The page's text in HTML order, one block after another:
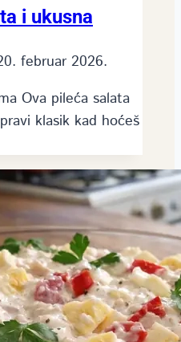
i ukusna
februar 2026.
Ova pileća salata
klasik kad hoćeš